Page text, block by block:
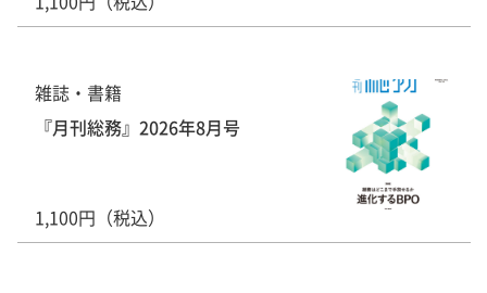
雑誌・書籍
『月刊総務』2026年8月号
1,100円（税込）